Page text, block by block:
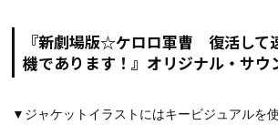
『新劇場版☆ケロロ軍曹 復活して
機であります！』オリジナル・サウ
▼ジャケットイラストにはキービジュアルを